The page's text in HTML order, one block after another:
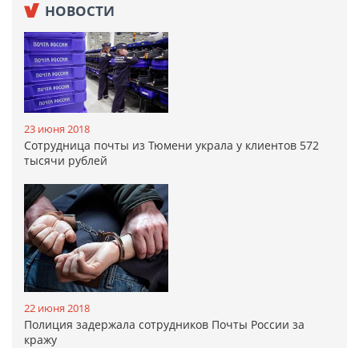
НОВОСТИ
23 июня 2018
Сотрудница почты из Тюмени украла у клиентов 572
тысячи рублей
22 июня 2018
Полиция задержала сотрудников Почты России за
кражу